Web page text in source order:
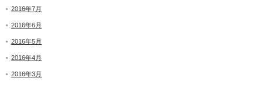
2016年7月
2016年6月
2016年5月
2016年4月
2016年3月